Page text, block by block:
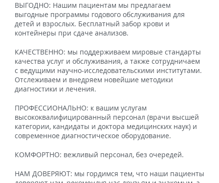
ВЫГОДНО: Нашим пациентам мы предлагаем
выгодные программы годового обслуживания для
детей и взрослых. Бесплатный забор крови и
контейнеры при сдаче анализов.
КАЧЕСТВЕННО: мы поддерживаем мировые стандарты
качества услуг и обслуживания, а также сотрудничаем
с ведущими научно-исследовательскими институтами.
Отслеживаем и внедряем новейшие методики
диагностики и лечения.
ПРОФЕССИОНАЛЬНО: к вашим услугам
высококвалифицированный персонал (врачи высшей
категории, кандидаты и доктора медицинских наук) и
современное диагностическое оборудование.
КОМФОРТНО: вежливый персонал, без очередей.
НАМ ДОВЕРЯЮТ: мы гордимся тем, что наши пациенты